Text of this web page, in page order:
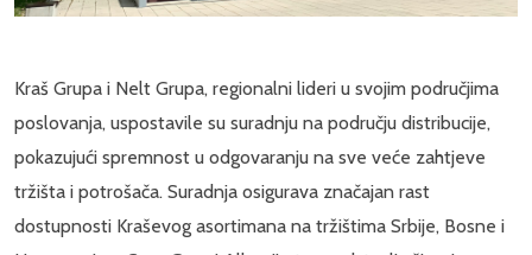
Kraš Grupa i Nelt Grupa, regionalni lideri u svojim područjima
poslovanja, uspostavile su suradnju na području distribucije,
pokazujući spremnost u odgovaranju na sve veće zahtjeve
tržišta i potrošača. Suradnja osigurava značajan rast
dostupnosti Kraševog asortimana na tržištima Srbije, Bosne i